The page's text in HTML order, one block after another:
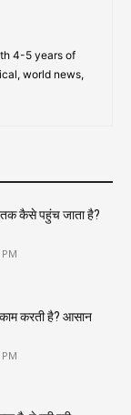
4-5 years of
world news,
कैसे पहुंच जाता है?
करती है? आसान